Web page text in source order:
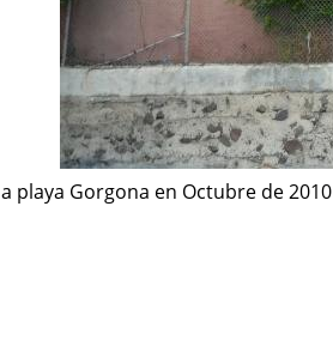
playa Gorgona en Octubre de 2010